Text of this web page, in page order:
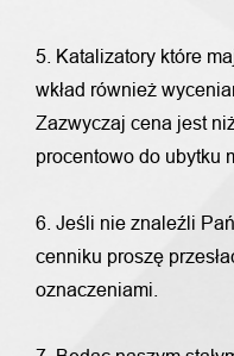
5. Katalizatory które
wkład również
Zazwyczaj cena jest
procentowo do ubytku
6. Jeśli nie znaleźli
cenniku proszę
oznaczeniami.